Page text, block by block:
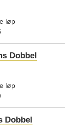
løp
Dobbel
løp
Dobbel